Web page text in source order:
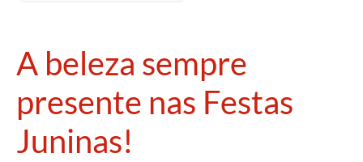
A beleza sempre
presente nas Festas
Juninas!